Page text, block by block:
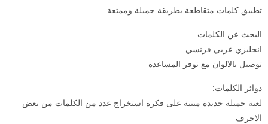
تطبيق كلمات متقاطعة بطريقة جميلة وممتعة
البحث عن الكلمات
انجليزي عربي فرنسي
توصيل بالالوان مع توفر المساعدة
دوائر الكلمات:
لعبة جميلة جديدة مبنية على فكرة استخراج عدد من الكلمات من بعض
الاحرف